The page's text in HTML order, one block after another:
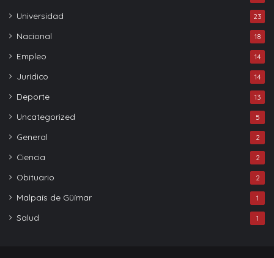
Universidad 23
Nacional 18
Empleo 14
Jurídico 14
Deporte 13
Uncategorized 5
General 2
Ciencia 2
Obituario 2
Malpaís de Güímar 1
Salud 1